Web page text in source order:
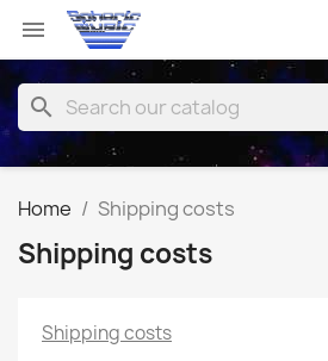

search
Home Shipping costs
Shipping costs
Shipping costs